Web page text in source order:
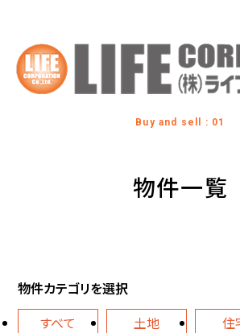
Buy and sell : 01
物件一覧
物件カテゴリを選択
すべて
土地
住